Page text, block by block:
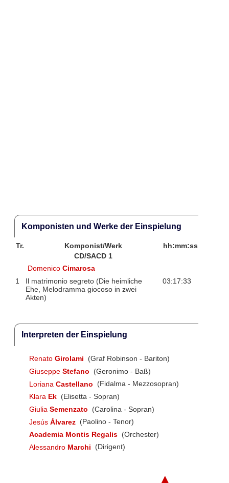
Komponisten und Werke der Einspielung
Tr. Komponist/Werk
hh:mm:ss
CD/SACD 1
DomenicoCimarosa
1
Il matrimonio segreto (Die heimliche
Ehe, Melodramma giocoso in zwei
Akten)
03:17:33
Interpreten der Einspielung
Renato Girolami
(Graf Robinson - Bariton)
Giuseppe Stefano
(Geronimo - Baß)
Loriana Castellano
(Fidalma - Mezzosopran)
Klara Ek (Elisetta - Sopran)
Giulia Semenzato
(Carolina - Sopran)
Jesús Álvarez (Paolino - Tenor)
Academia Montis Regalis (Orchester)
Alessandro Marchi (Dirigent)